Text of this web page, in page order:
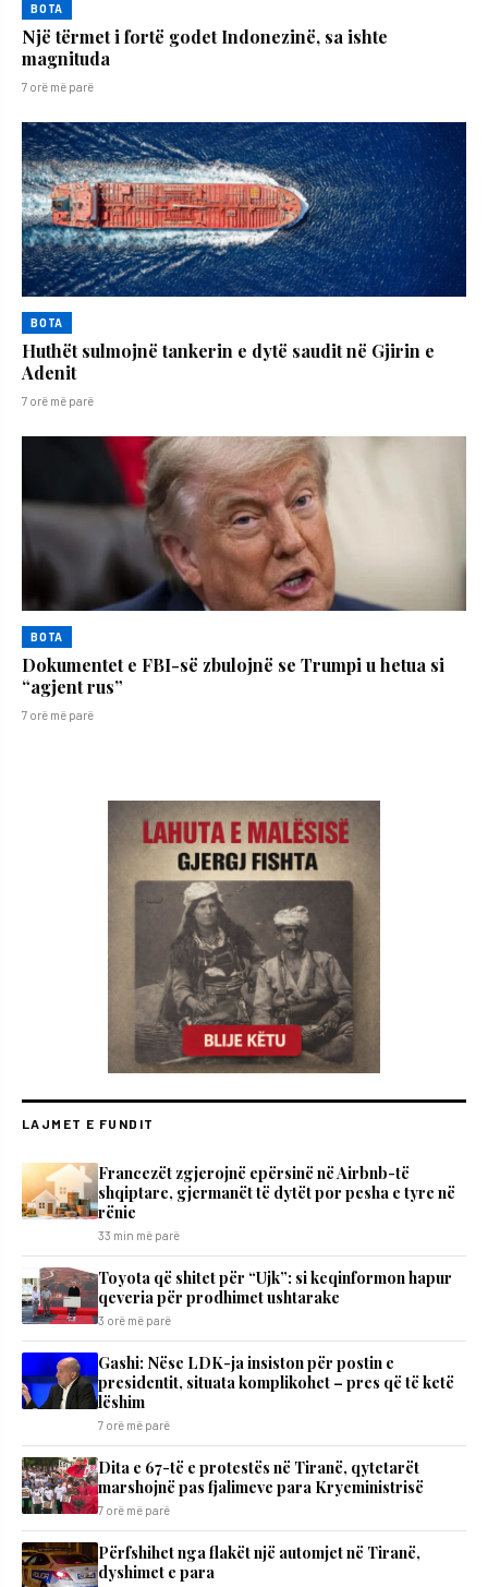
BOTA
Një tërmet i fortë godet Indonezinë, sa ishte
magnituda
7 orë më parë
BOTA
Huthët sulmojnë tankerin e dytë saudit në Gjirin e
Adenit
7 orë më parë
BOTA
Dokumentet e FBI-së zbulojnë se Trumpi u hetua si
“agjent rus”
7 orë më parë
LAJMET E FUNDIT
Francezët zgjerojnë epërsinë në Airbnb-të
shqiptare, gjermanët të dytët por pesha e tyre në
rënie
33 min më parë
Toyota që shitet për “Ujk”: si keqinformon hapur
qeveria për prodhimet ushtarake
3 orë më parë
Gashi: Nëse LDK-ja insiston për postin e
presidentit, situata komplikohet – pres që të ketë
lëshim
7 orë më parë
Dita e 67-të e protestës në Tiranë, qytetarët
marshojnë pas fjalimeve para Kryeministrisë
7 orë më parë
Përfshihet nga flakët një automjet në Tiranë,
dyshimet e para